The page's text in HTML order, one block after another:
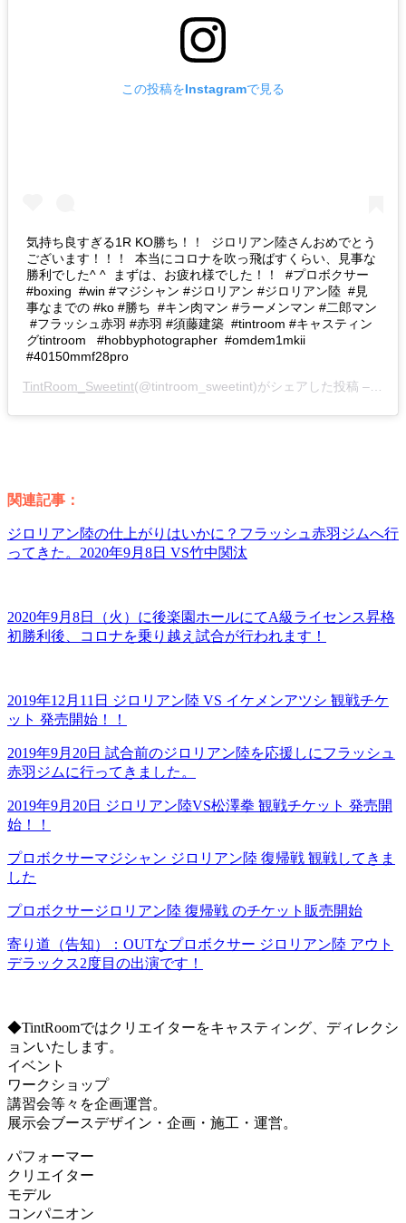
この投稿をInstagramで見る
気持ち良すぎる1R KO勝ち！！ ジロリアン陸さんおめでとう
ございます！！！ 本当にコロナを吹っ飛ばすくらい、見事な
勝利でした^ ^ まずは、お疲れ様でした！！ #プロボクサー
#boxing #win #マジシャン #ジロリアン #ジロリアン陸 #見
事なまでの #ko #勝ち #キン肉マン #ラーメンマン #二郎マン
#フラッシュ赤羽 #赤羽 #須藤建築 #tintroom #キャスティン
グtintroom #hobbyphotographer #omdem1mkii
#40150mmf28pro
TintRoom_Sweetint(@tintroom_sweetint)がシェアした投稿 –
関連記事：
ジロリアン陸の仕上がりはいかに？フラッシュ赤羽ジムへ行
ってきた。2020年9月8日 VS竹中関汰
2020年9月8日（火）に後楽園ホールにてA級ライセンス昇格
初勝利後、コロナを乗り越え試合が行われます！
2019年12月11日 ジロリアン陸 VS イケメンアツシ 観戦チケ
ット 発売開始！！
2019年9月20日 試合前のジロリアン陸を応援しにフラッシュ
赤羽ジムに行ってきました。
2019年9月20日 ジロリアン陸VS松澤拳 観戦チケット 発売開
始！！
プロボクサーマジシャン ジロリアン陸 復帰戦 観戦してきま
した
プロボクサージロリアン陸 復帰戦 のチケット販売開始
寄り道（告知）：OUTなプロボクサー ジロリアン陸 アウト
デラックス2度目の出演です！
◆TintRoomではクリエイターをキャスティング、ディレクシ
ョンいたします。
イベント
ワークショップ
講習会等々を企画運営。
展示会ブースデザイン・企画・施工・運営。
パフォーマー
クリエイター
モデル
コンパニオン